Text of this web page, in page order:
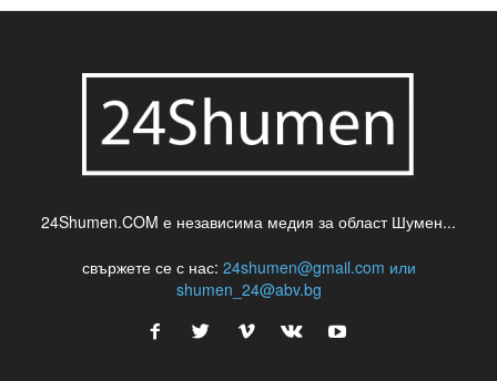
24Shumen.COM е независима медия за област Шумен...
свържете се с нас: 24shumen@gmail.com или
shumen_24@abv.bg